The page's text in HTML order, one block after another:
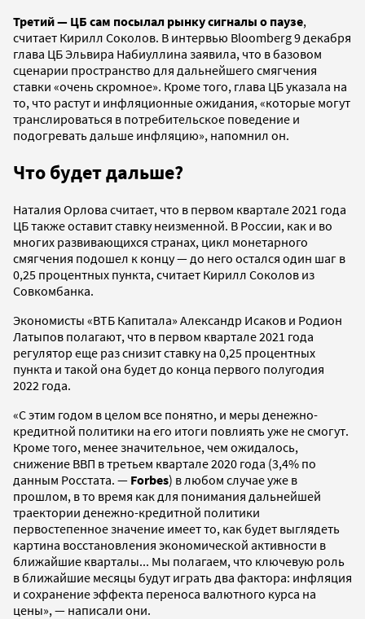
Третий — ЦБ сам посылал рынку сигналы о паузе,
считает Кирилл Соколов. В интервью Bloomberg 9 декабря
глава ЦБ Эльвира Набиуллина заявила, что в базовом
сценарии пространство для дальнейшего смягчения
ставки «очень скромное». Кроме того, глава ЦБ указала на
то, что растут и инфляционные ожидания, «которые могут
транслироваться в потребительское поведение и
подогревать дальше инфляцию», напомнил он.
Что будет дальше?
Наталия Орлова считает, что в первом квартале 2021 года
ЦБ также оставит ставку неизменной. В России, как и во
многих развивающихся странах, цикл монетарного
смягчения подошел к концу — до него остался один шаг в
0,25 процентных пункта, считает Кирилл Соколов из
Совкомбанка.
Экономисты «ВТБ Капитала» Александр Исаков и Родион
Латыпов полагают, что в первом квартале 2021 года
регулятор еще раз снизит ставку на 0,25 процентных
пункта и такой она будет до конца первого полугодия
2022 года.
«С этим годом в целом все понятно, и меры денежно-
кредитной политики на его итоги повлиять уже не смогут.
Кроме того, менее значительное, чем ожидалось,
снижение ВВП в третьем квартале 2020 года (3,4% по
данным Росстата. — Forbes) в любом случае уже в
прошлом, в то время как для понимания дальнейшей
траектории денежно-кредитной политики
первостепенное значение имеет то, как будет выглядеть
картина восстановления экономической активности в
ближайшие кварталы... Мы полагаем, что ключевую роль
в ближайшие месяцы будут играть два фактора: инфляция
и сохранение эффекта переноса валютного курса на
цены», — написали они.